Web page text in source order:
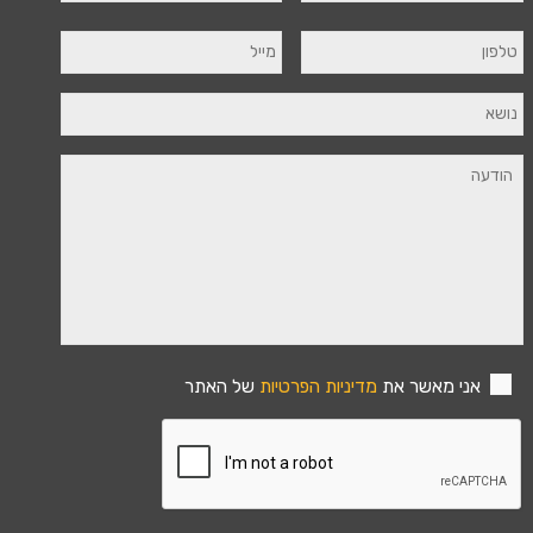
אני מאשר את מדיניות הפרטיות של האתר